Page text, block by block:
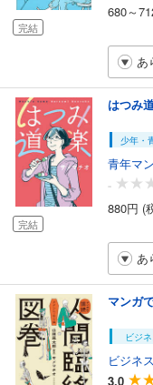
完結
680～
あ
完結
はつみ
少年・
青年マ
-
880円 (
あ
マンガ
ビジ
ビジネ
3.0